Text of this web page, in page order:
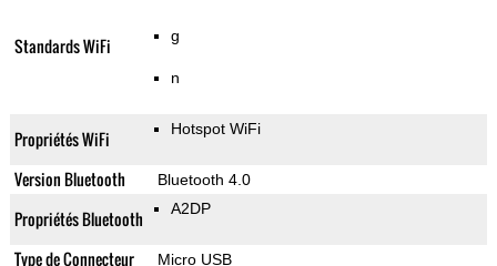
Standards WiFi g
n
Propriétés WiFi Hotspot WiFi
Version Bluetooth Bluetooth 4.0
Propriétés Bluetooth A2DP
Type de Connecteur Micro USB